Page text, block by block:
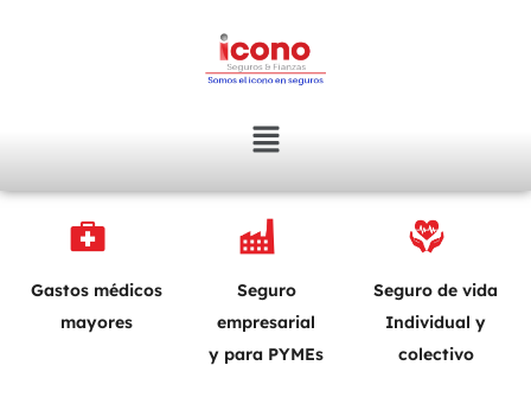
Gastos médicos
mayores
Seguro
empresarial
y para PYMEs
Seguro de vida
Individual y
colectivo